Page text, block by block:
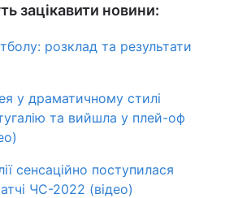
зацікавити новини:
розклад та результати
у драматичному стилі
та вийшла у плей-оф
сенсаційно поступилася
ЧС-2022 (відео)